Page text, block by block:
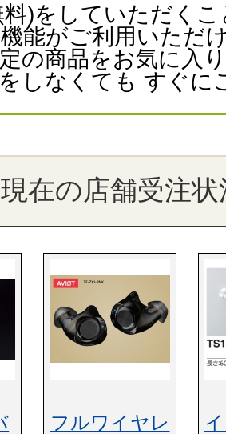
料)をしていただくこ
能がご利用いただ
の商品をお気に入
しなくても すぐに
現在の店舗受注状
フルワイヤレ